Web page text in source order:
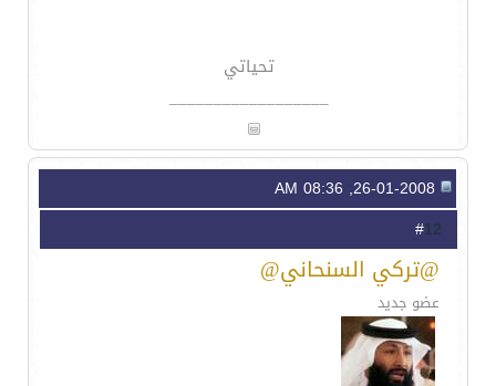
تحياتي
__________________
12
@تركي السنحاني@
عضو جديد